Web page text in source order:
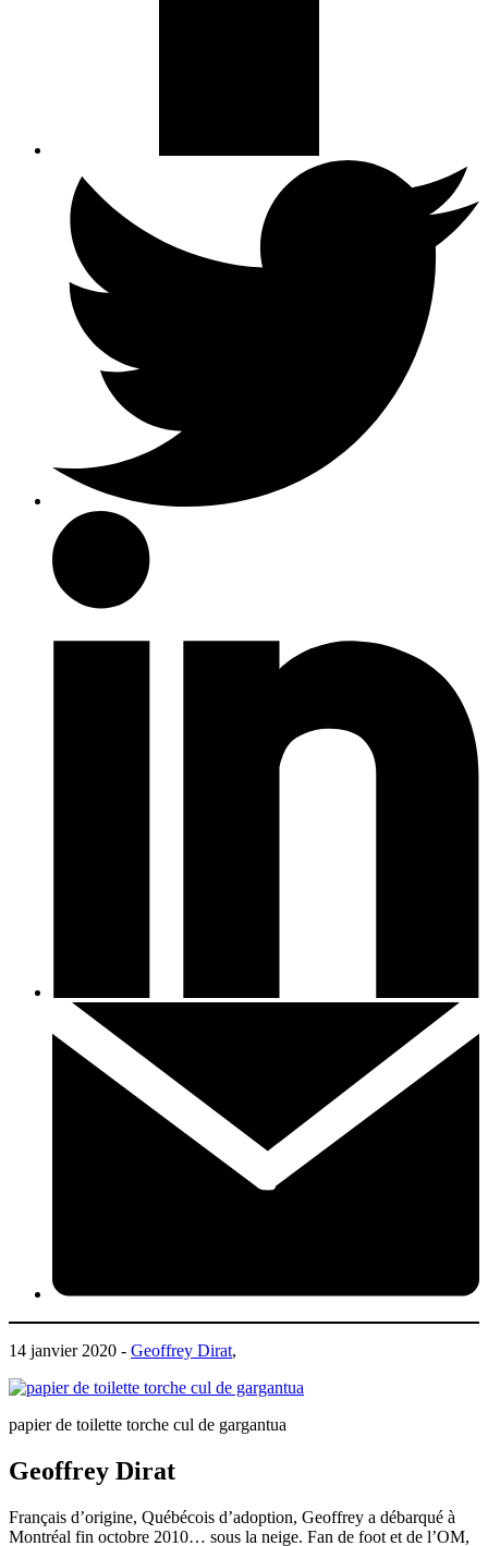
14 janvier 2020 - Geoffrey Dirat,
papier de toilette torche cul de gargantua
Geoffrey Dirat
Français d’origine, Québécois d’adoption, Geoffrey a débarqué à
Montréal fin octobre 2010… sous la neige. Fan de foot et de l’OM,